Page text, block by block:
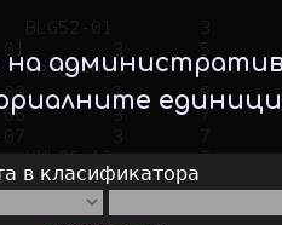
Skip
to
main
на
единици
в класификатора